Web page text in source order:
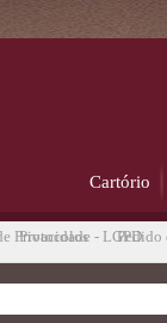
Cartório
Privacidade - LGPD
Protocolos Pedido